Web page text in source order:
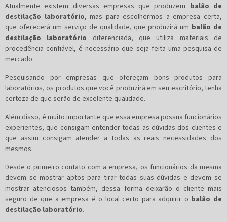
Atualmente existem diversas empresas que produzem balão de
destilação laboratório, mas para escolhermos a empresa certa,
que oferecerá um serviço de qualidade, que produzirá um balão de
destilação laboratório diferenciada, que utiliza materiais de
procedência confiável, é necessário que seja feita uma pesquisa de
mercado.
Pesquisando por empresas que ofereçam bons produtos para
laboratórios, os produtos que você produzirá em seu escritório, tenha
certeza de que serão de excelente qualidade.
Além disso, é muito importante que essa empresa possua funcionários
experientes, que consigam entender todas as dúvidas dos clientes e
que assim consigam atender a todas as reais necessidades dos
mesmos.
Desde o primeiro contato com a empresa, os funcionários da mesma
devem se mostrar aptos para tirar todas suas dúvidas e devem se
mostrar atenciosos também, dessa forma deixarão o cliente mais
seguro de que a empresa é o local certo para adquirir o balão de
destilação laboratório.